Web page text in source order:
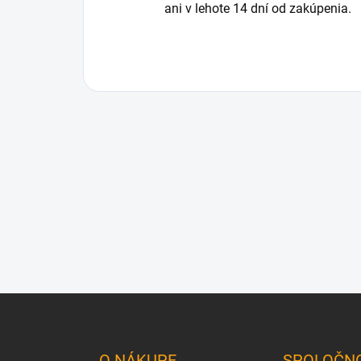
ani v lehote 14 dní od zakúpenia.